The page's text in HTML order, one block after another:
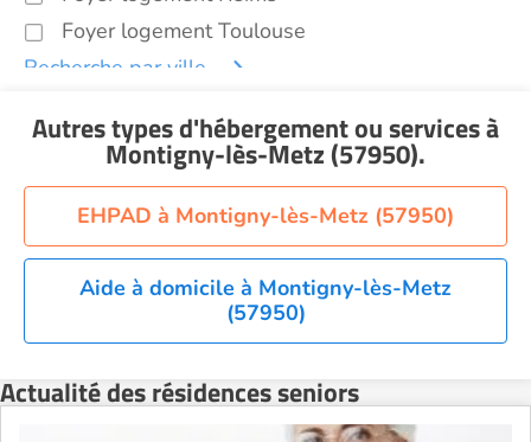
Foyer logement Toulouse
Recherche par ville
Autres types d'hébergement ou servicesà
Montigny-lès-Metz (57950).
EHPAD à Montigny-lès-Metz (57950)
Aide à domicile à Montigny-lès-Metz
(57950)
Actualité des résidences seniors